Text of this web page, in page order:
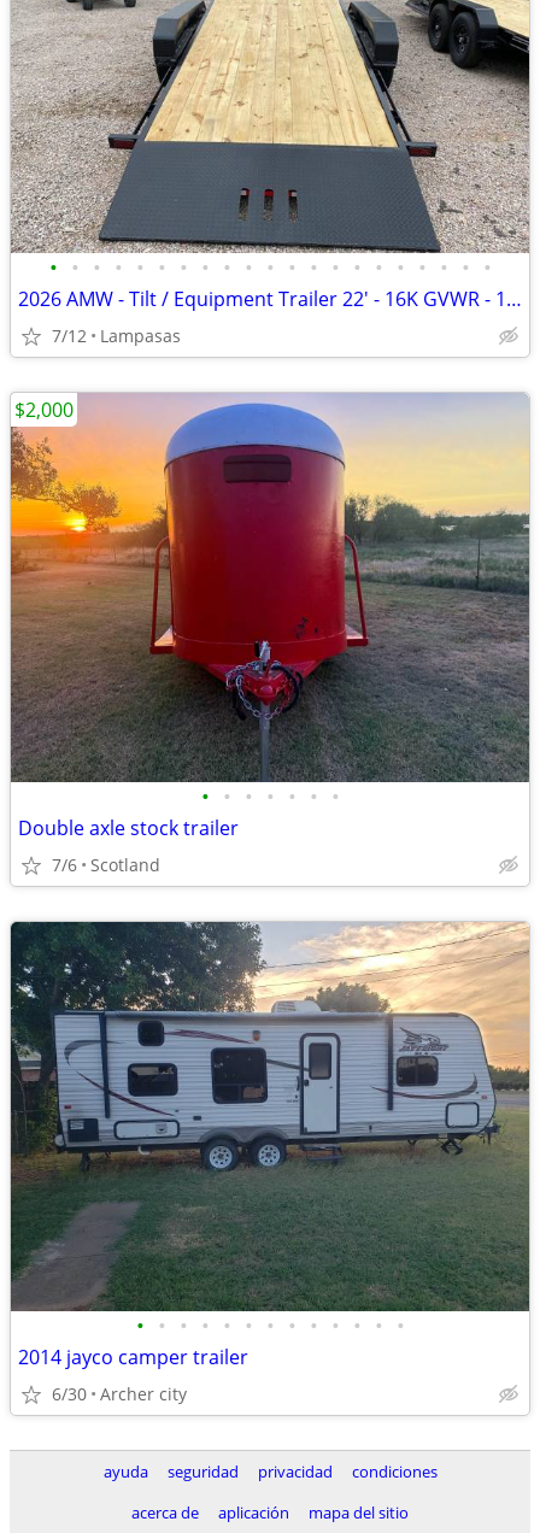
• • • • • • • • • • • • • • • • • • • • •
2026 AMW - Tilt / Equipment Trailer 22' - 16K GVWR - 14 Ply Tires
7/12 Lampasas
• • • • • • •
Double axle stock trailer
7/6 Scotland
$2,000
• • • • • • • • • • • • •
2014 jayco camper trailer
6/30 Archer city
ayuda seguridad privacidad
condiciones
acerca de
aplicación mapa del sitio